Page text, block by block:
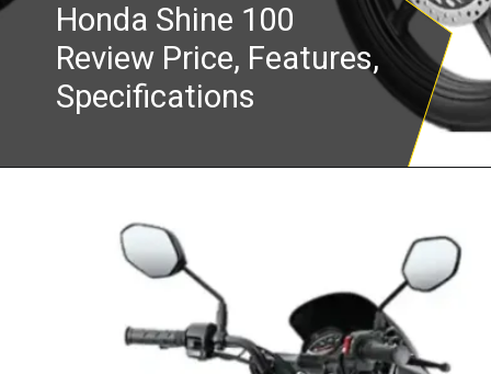
Honda Shine 100
Review Price, Features,
Specifications